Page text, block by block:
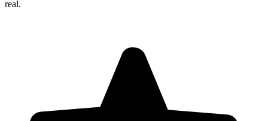
real.